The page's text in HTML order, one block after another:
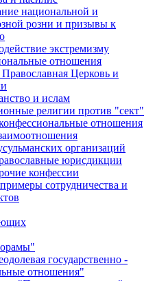
национальной и
розни и призывы к
экстремизму
отношения
Православная Церковь и
и ислам
религии против "сект"
отношения
организаций
юрисдикции
конфессии
сотрудничества и
государственно -
отношения"